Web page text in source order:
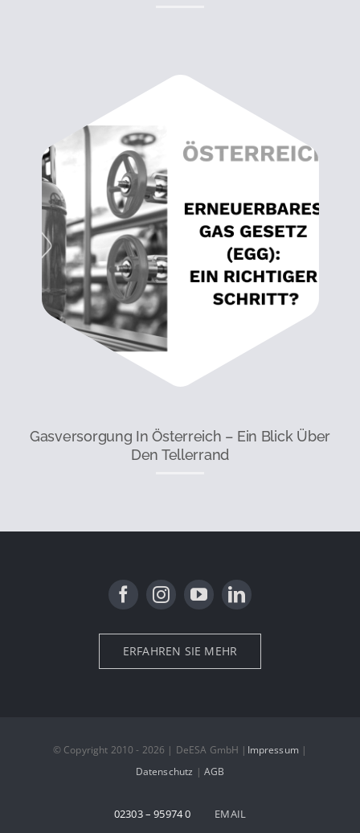
Gasversorgung In Österreich – Ein Blick Über
Den Tellerrand
ERFAHREN SIE MEHR
© Copyright 2010 - 2026 | DeESA GmbH | Impressum |
Datenschutz | AGB
02303 – 95974 0 EMAIL